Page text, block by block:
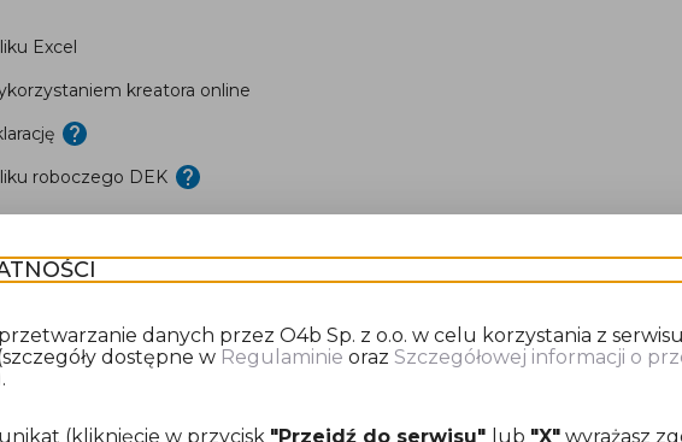
Excel
kreatora online
roboczego DEK
poprosimy Cię o dokonanie opłaty za przygotowanie deklaracji
danych przez O4b Sp. z o.o. w celu korzystania z
dostępne w Regulaminie orazSzczegółowej informacji o
(kliknięcie w przycisk "Przejdź do serwisu" lub "X" wyrażasz